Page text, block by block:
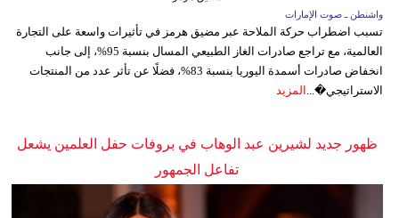
واشنطن ـ صوت الإمارات
تسبب اضطراب حركة الملاحة عبر مضيق هرمز في تأثيرات واسعة على التجارة
العالمية، مع تراجع صادرات الغاز الطبيعي المسال بنسبة 95%، إلى جانب
انخفاض صادرات أسمدة اليوريا بنسبة 83%، فضلًا عن تأثر عدد من المنتجات
الاستراتيجي�... المزيد
ظهور جديد لشيرين عبد الوهاب في بروفات حفل العلمين يشعل
تفاعل الجمهور